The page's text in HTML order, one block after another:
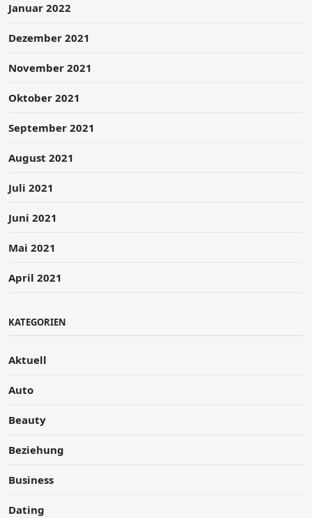
Januar 2022
Dezember 2021
November 2021
Oktober 2021
September 2021
August 2021
Juli 2021
Juni 2021
Mai 2021
April 2021
KATEGORIEN
Aktuell
Auto
Beauty
Beziehung
Business
Dating